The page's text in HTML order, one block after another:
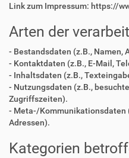
Link zum Impressum: https://
Arten der
- Bestandsdaten (z.B., Namen,
- Kontaktdaten (z.B., E-Mail,
- Inhaltsdaten (z.B.,
- Nutzungsdaten (z.B.,
Zugriffszeiten).
- Meta-/Kommunikationsdaten
Adressen).
Kategorien